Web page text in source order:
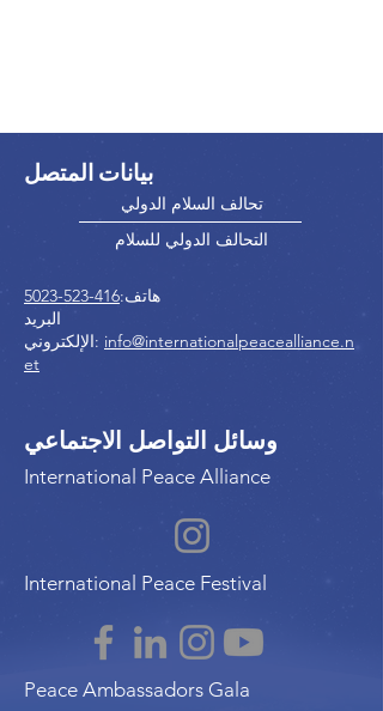
بيانات المتصل
تحالف السلام الدولي
التحالف الدولي للسلام
هاتف:416-523-5023
البريد
الإلكتروني: info@internationalpeacealliance.n
et
وسائل التواصل الاجتماعي
International Peace Alliance
International Peace Festival
Peace Ambassadors Gala